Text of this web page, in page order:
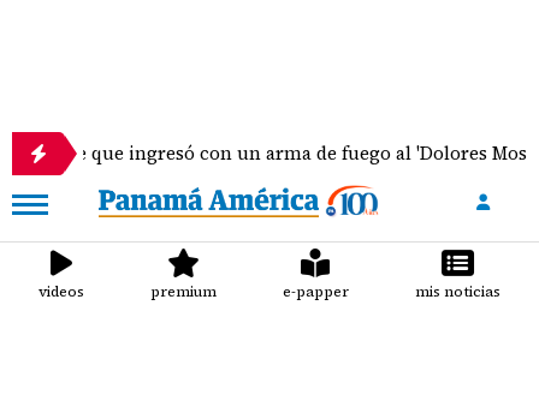
que ingresó con un arma de fuego al 'Dolores Moscote'
videos premium e-papper mis noticias